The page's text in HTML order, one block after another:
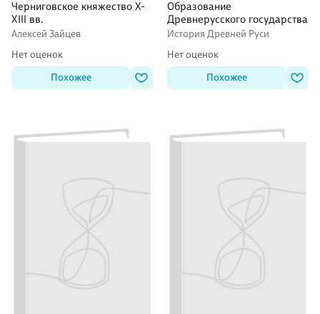
Черниговское княжество Х-
ХIII вв.
Алексей Зайцев
Нет оценок
Похожее
Образование
Древнерусского государства
История Древней Руси
Нет оценок
Похожее